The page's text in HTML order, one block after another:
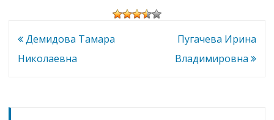
Навигация
по
Демидова Тамара
Николаевна
Пугачева Ирина
Владимировна